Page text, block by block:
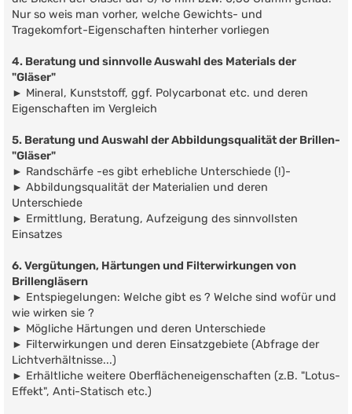
Nur so weis man vorher, welche Gewichts- und
Tragekomfort-Eigenschaften hinterher vorliegen
4. Beratung und sinnvolle Auswahl des Materials der
"Gläser"
► Mineral, Kunststoff, ggf. Polycarbonat etc. und deren
Eigenschaften im Vergleich
5. Beratung und Auswahl der Abbildungsqualität der Brillen-
"Gläser"
► Randschärfe -es gibt erhebliche Unterschiede (!)-
► Abbildungsqualität der Materialien und deren
Unterschiede
► Ermittlung, Beratung, Aufzeigung des sinnvollsten
Einsatzes
6. Vergütungen, Härtungen und Filterwirkungen von
Brillengläsern
► Entspiegelungen: Welche gibt es ? Welche sind wofür und
wie wirken sie ?
► Mögliche Härtungen und deren Unterschiede
► Filterwirkungen und deren Einsatzgebiete (Abfrage der
Lichtverhältnisse...)
► Erhältliche weitere Oberflächeneigenschaften (z.B. "Lotus-
Effekt", Anti-Statisch etc.)